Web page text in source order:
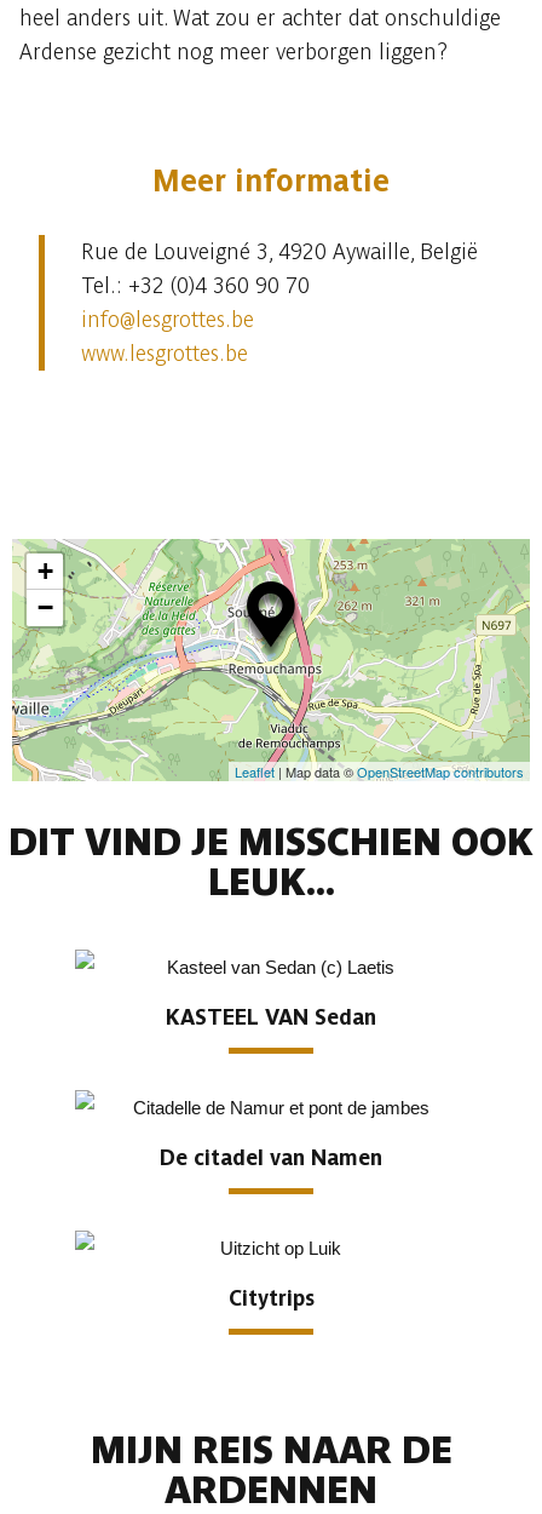
heel anders uit. Wat zou er achter dat onschuldige
Ardense gezicht nog meer verborgen liggen?
Meer informatie
Rue de Louveigné 3, 4920 Aywaille, België
Tel.: +32 (0)4 360 90 70
info@lesgrottes.be
www.lesgrottes.be
+
−
Leaflet| Map data ©OpenStreetMap contributors
DIT VIND JE MISSCHIEN OOK
LEUK...
KASTEEL VAN Sedan
De citadel van Namen
Citytrips
MIJN REIS NAAR DE
ARDENNEN